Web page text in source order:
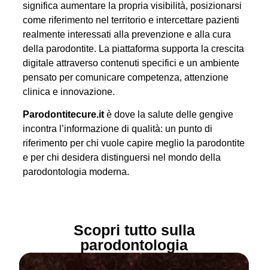
significa aumentare la propria visibilità, posizionarsi
come riferimento nel territorio e intercettare pazienti
realmente interessati alla prevenzione e alla cura
della parodontite. La piattaforma supporta la crescita
digitale attraverso contenuti specifici e un ambiente
pensato per comunicare competenza, attenzione
clinica e innovazione.
Parodontitecure.it è dove la salute delle gengive
incontra l’informazione di qualità: un punto di
riferimento per chi vuole capire meglio la parodontite
e per chi desidera distinguersi nel mondo della
parodontologia moderna.
Scopri tutto sulla
parodontologia